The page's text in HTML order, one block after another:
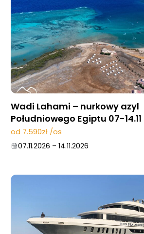
Wadi Lahami – nurkowy azyl
Południowego Egiptu 07-14.11
od 7.590zł /os
07.11.2026 – 14.11.2026